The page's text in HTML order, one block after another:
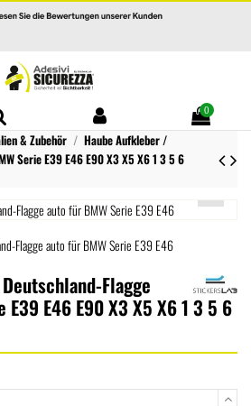
0
& Zubehör
Haube Aufkleber /
Serie E39 E46 E90 X3 X5 X6 1 3 5 6
Flagge
E46 E90 X3 X5 X6 1 3 5 6